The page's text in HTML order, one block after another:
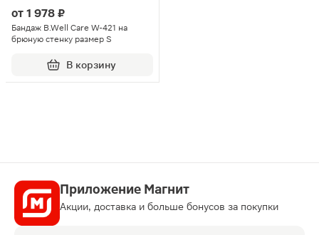
от 1 978 ₽
Бандаж B.Well Care W-421 на
брюную стенку размер S
В корзину
Приложение Магнит
Акции, доставка и больше бонусов за покупки